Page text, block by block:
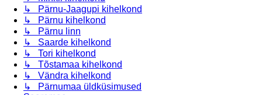
↳ Pärnu-Jaagupi kihelkond
↳ Pärnu kihelkond
↳ Pärnu linn
↳ Saarde kihelkond
↳ Tori kihelkond
↳ Tõstamaa kihelkond
↳ Vändra kihelkond
↳ Pärnumaa üldküsimused